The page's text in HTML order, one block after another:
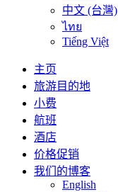
中文 (台灣)
ไทย
Tiếng Việt
主页
旅游目的地
小费
航班
酒店
价格促销
我们的博客
English